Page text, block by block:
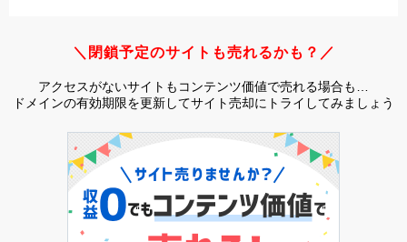
＼閉鎖予定のサイトも売れるかも？／
アクセスがないサイトもコンテンツ価値で売れる場合も…
ドメインの有効期限を更新してサイト売却にトライしてみましょう